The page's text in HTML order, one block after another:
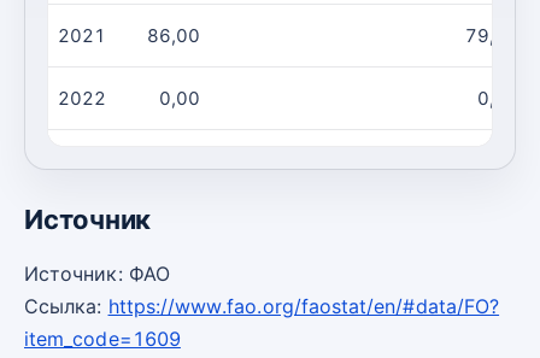
2021 86,00 79,00
2022 0,00 0,00
14,00
Источник
Источник: ФАО
Ссылка: https://www.fao.org/faostat/en/#data/FO?
item_code=1609